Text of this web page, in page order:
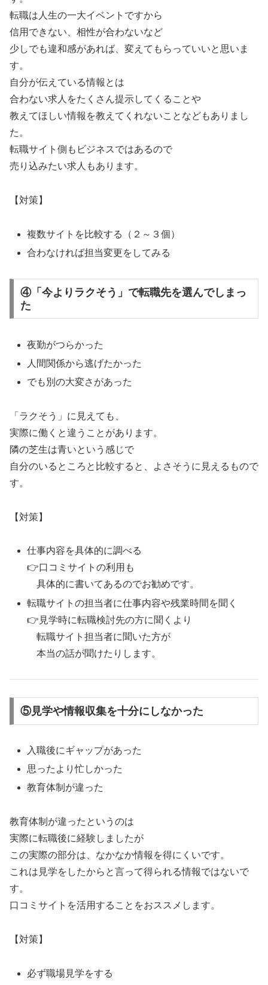
転職は人生の一大イベントですから
信用できない、相性が合わないなど
少しでも違和感があれば、変えてもらっていいと思いま
す。
自分が伝えている情報とは
合わない求人をたくさん提示してくることや
教えてほしい情報を教えてくれないことなどもありまし
た。
転職サイト側もビジネスではあるので
売り込みたい求人もあります。
【対策】
複数サイトを比較する（２～３個）
合わなければ担当変更をしてみる
④「今よりラクそう」で転職先を選んでしまっ
た
夜勤がつらかった
人間関係から逃げたかった
でも別の大変さがあった
「ラクそう」に見えても、
実際に働くと違うことがあります。
隣の芝生は青いという感じで
自分のいるところと比較すると、よさそうに見えるもので
す。
【対策】
仕事内容を具体的に調べる
👉口コミサイトの利用も
具体的に書いてあるのでお勧めです。
転職サイトの担当者に仕事内容や残業時間を聞く
👉見学時に転職検討先の方に聞くより
転職サイト担当者に聞いた方が
本当の話が聞けたりします。
⑤見学や情報収集を十分にしなかった
入職後にギャップがあった
思ったより忙しかった
教育体制が違った
教育体制が違ったというのは
実際に転職後に経験しましたが
この実際の部分は、なかなか情報を得にくいです。
これは見学をしたからと言って得られる情報ではないで
す。
口コミサイトを活用することをおススメします。
【対策】
必ず職場見学をする